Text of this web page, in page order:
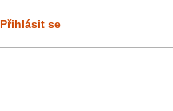
Přihlásit se